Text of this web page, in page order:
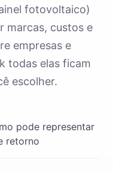
fotovoltaico)
marcas, custos e
empresas e
todas elas ficam
escolher.
pode representar
retorno